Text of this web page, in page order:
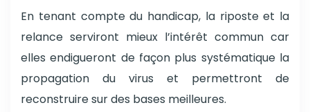
En tenant compte du handicap, la riposte et la
relance serviront mieux l’intérêt commun car
elles endigueront de façon plus systématique la
propagation du virus et permettront de
reconstruire sur des bases meilleures.